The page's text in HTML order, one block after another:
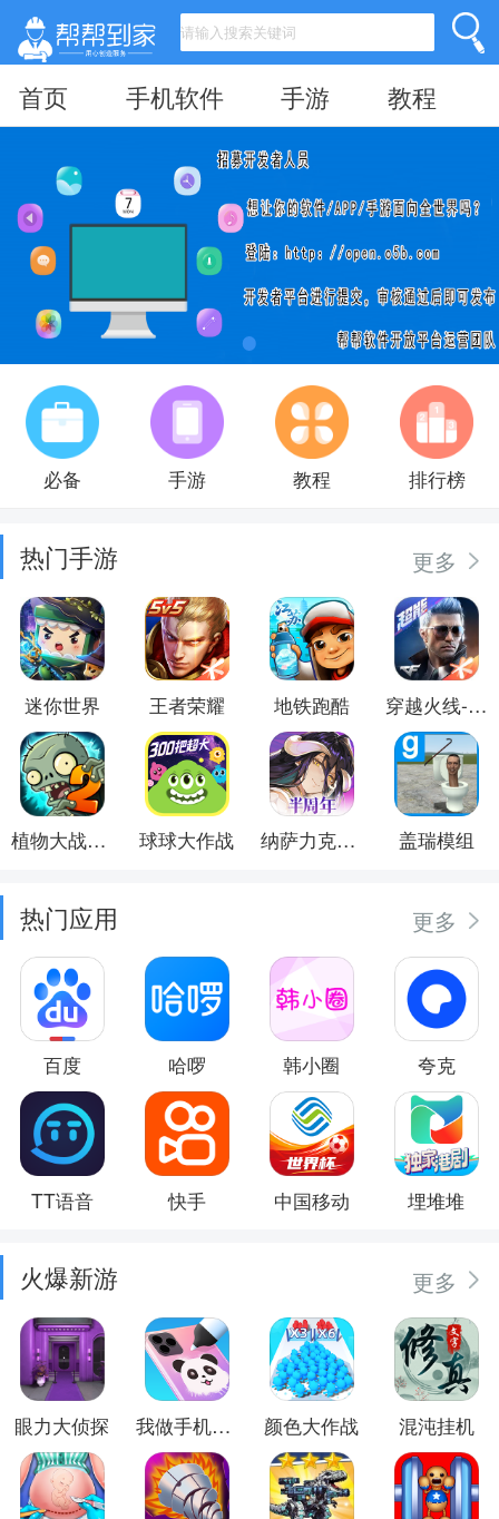
首页 手机软件 手游 教程
必备 手游 教程 排行榜
热门手游 更多
迷你世界 王者荣耀 地铁跑酷 穿越火线-枪战王者
植物大战僵尸2 球球大作战 纳萨力克之王 盖瑞模组
热门应用 更多
百度 哈啰 韩小圈 夸克
TT语音 快手 中国移动 埋堆堆
火爆新游 更多
眼力大侦探 我做手机壳特好看 颜色大作战 混沌挂机